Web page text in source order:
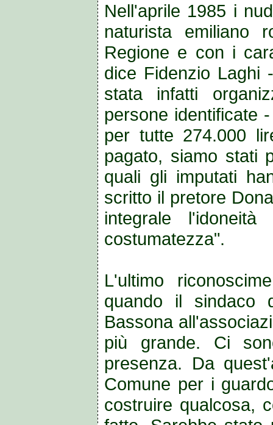
Nell'aprile 1985 i
naturista emiliano
Regione e con i
dice Fidenzio Laghi
stata infatti
persone identificate
per tutte 274.000
pagato, siamo stati
quali gli imputati
scritto il pretore
integrale
costumatezza".
L'ultimo
quando il sindaco
Bassona
più grande. Ci
presenza. Da
Comune per i
costruire qualcosa,